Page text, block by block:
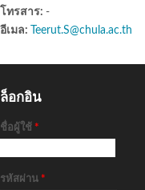
โทรสาร: -
อีเมล:
Teerut.S@chula.ac.th
ล็อกอิน
ชื่อผู้ใช้ *
รหัสผ่าน *